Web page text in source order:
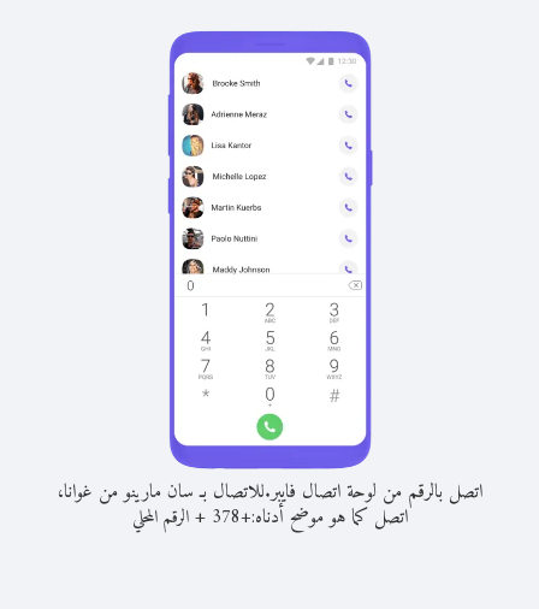
اتصل بالرقم من لوحة اتصال فايبر.للاتصال بـ سان مارينو من غوانا،
اتصل كما هو موضح أدناه:+
378
+الرقم المحلي